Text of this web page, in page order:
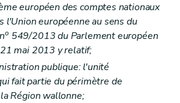
européen des comptes nationaux
l'Union européenne au sens du
o 549/2013 du Parlement européen
mai 2013 y relatif;
publique: l'unité
fait partie du périmètre de
Région wallonne;